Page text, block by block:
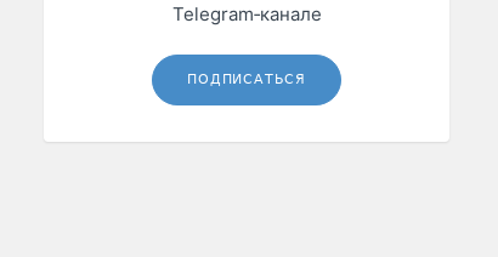
Telegram‑канале
ПОДПИСАТЬСЯ